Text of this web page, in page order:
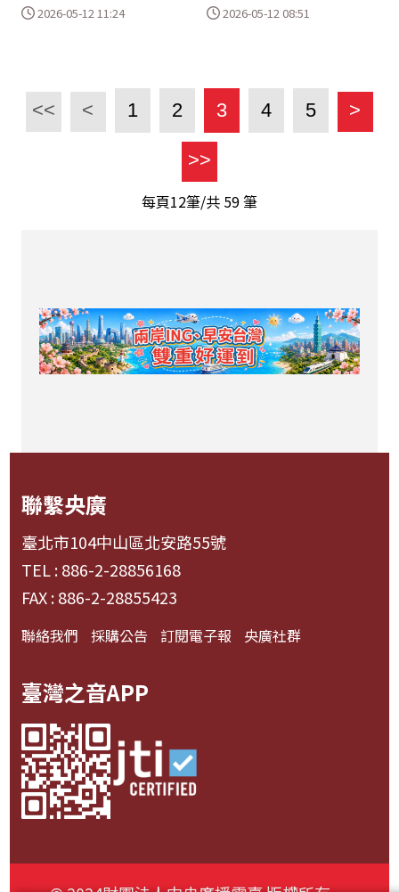
2026-05-12 11:24 2026-05-12 08:51
<< < 1 2 3 4 5 >
>>
每頁12筆/共 59筆
聯繫央廣
臺北市104中山區北安路55號
TEL : 886-2-28856168
FAX : 886-2-28855423
聯絡我們 採購公告 訂閱電子報 央廣社群
臺灣之音APP